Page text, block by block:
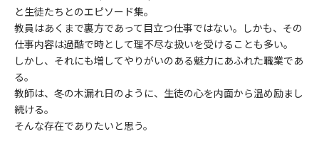
と生徒たちとのエピソード集。
教員はあくまで裏方であって目立つ仕事ではない。しかも、その
仕事内容は過酷で時として理不尽な扱いを受けることも多い。
しかし、それにも増してやりがいのある魅力にあふれた職業であ
る。
教師は、冬の木漏れ日のように、生徒の心を内面から温め励まし
続ける。
そんな存在でありたいと思う。